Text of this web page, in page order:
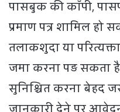
पासबुक की कॉपी,
प्रमाण पत्र शामिल
तलाकशुदा या
जमा करना पड़ सकता
सुनिश्चित करना बेहद